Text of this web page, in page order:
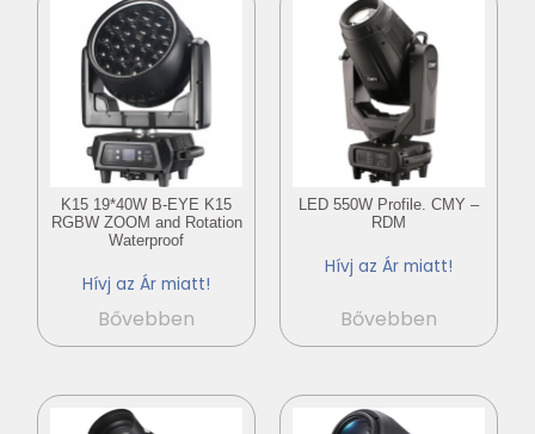
K15 19*40W B-EYE K15
RGBW ZOOM and Rotation
Waterproof
Hívj az Ár miatt!
Bővebben
LED 550W Profile. CMY –
RDM
Hívj az Ár miatt!
Bővebben